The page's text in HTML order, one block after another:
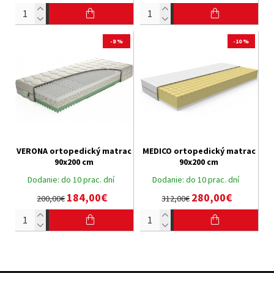
-8 %
Dodanie: do 10 prac. dní
VERONA ortopedický matrac
90x200 cm
200,00€184,00€
-10 %
Dodanie: do 10 prac. dní
MEDICO ortopedický matrac
90x200 cm
312,00€280,00€